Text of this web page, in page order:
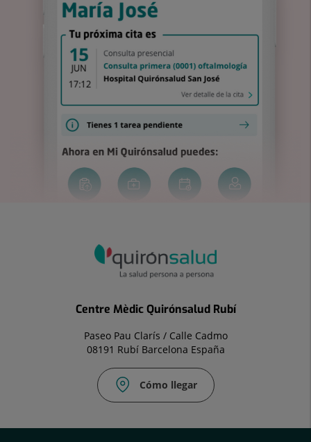
Centre Mèdic Quirónsalud Rubí
Paseo Pau Clarís / Calle Cadmo
08191 Rubí Barcelona España
Cómo llegar